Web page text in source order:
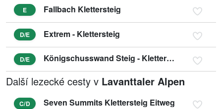
E Fallbach Klettersteig
D/E Extrem - Klettersteig
D/E Königschusswand Steig - Klettersteig
Další lezecké cesty v Lavanttaler Alpen
C/D Seven Summits Klettersteig Eitweg